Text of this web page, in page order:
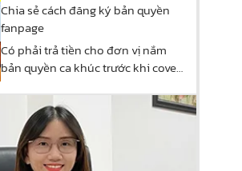
Chia sẻ cách đăng ký bản quyền
fanpage
Có phải trả tiền cho đơn vị nắm
bản quyền ca khúc trước khi cover